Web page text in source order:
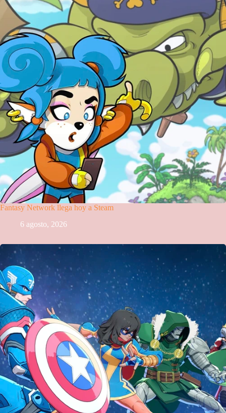
Fantasy Network llega hoy a Steam
6 agosto, 2026